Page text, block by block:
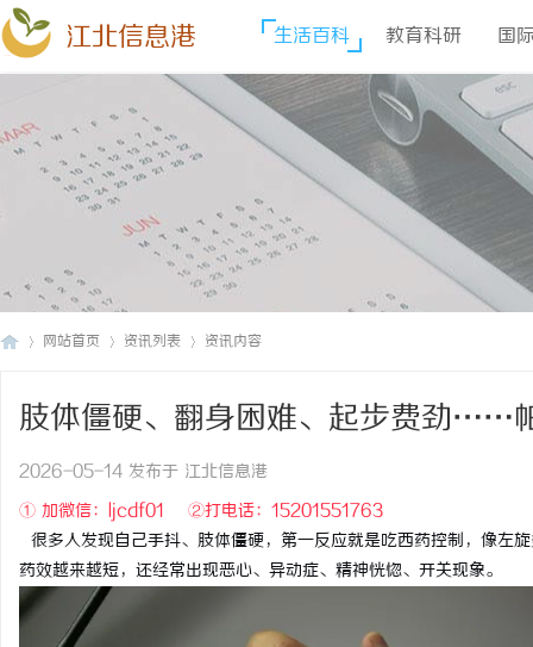
江北信息港 生活百科 教育科研 国
网站首页 资讯列表 资讯内容
肢体僵硬、翻身困难、起步费劲……
出答案？
2026-05-14 发布于 江北信息港
① 加微信：ljcdf01 ②打电话：15201551763
很多人发现自己手抖、肢体僵硬，第一反应就是吃西药控制，像左
药效越来越短，还经常出现恶心、异动症、精神恍惚、开关现象。